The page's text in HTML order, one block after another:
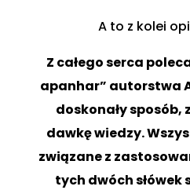
A to z kolei
Z całego serca
apanhar” autorstwa
doskonały sposób,
dawkę wiedzy.
związane z
tych dwóch słówek